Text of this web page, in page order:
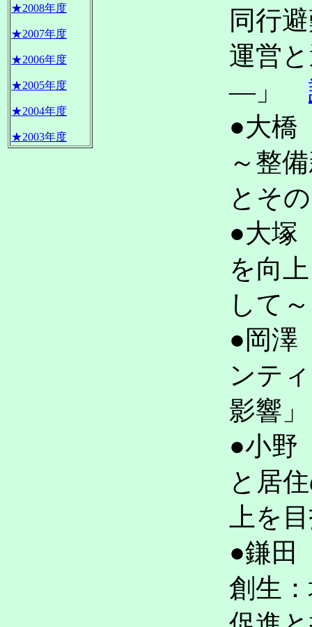
★2008年度
★2007年度
★2006年度
★2005年度
★2004年度
★2003年度
同行
運営
―」
●大橋
～整
とそ
●大塚
を向
して
●岡澤
ンテ
影響
●小野
と居
上を
●鎌田
創生